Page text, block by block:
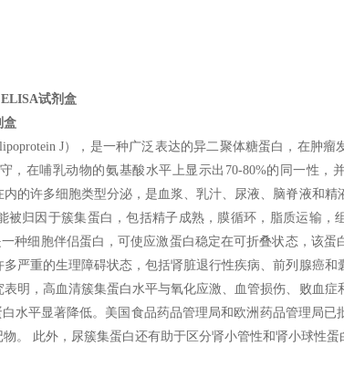
试剂盒
盒
J），是一种广泛表达的异二聚体糖蛋白，在肿瘤
，在哺乳动物的氨基酸水平上显示出70-80%的同一性，
的许多细胞类型分泌，是血浆、乳汁、尿液、脑脊液和精
被归因于簇集蛋白，包括精子成熟，膜循环，脂质运输，
种细胞伴侣蛋白，可使应激蛋白稳定在可折叠状态，该蛋
严重的生理障碍状态，包括肾脏退行性疾病、前列腺癌和
明，高血清簇集蛋白水平与氧化应激、血管损伤、败血症
水平显著降低。美国食品药品管理局和欧洲药品管理局已
。 此外，尿簇集蛋白还有助于区分肾小管性和肾小球性蛋